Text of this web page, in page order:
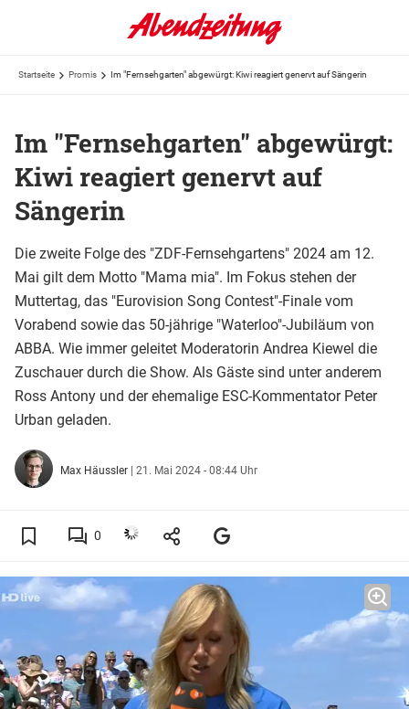
Startseite Promis Im "Fernsehgarten" abgewürgt: Kiwi reagiert genervt auf Sängerin
Im "Fernsehgarten" abgewürgt:
Kiwi reagiert genervt auf
Sängerin
Die zweite Folge des "ZDF-Fernsehgartens" 2024 am 12.
Mai gilt dem Motto "Mama mia". Im Fokus stehen der
Muttertag, das "Eurovision Song Contest"-Finale vom
Vorabend sowie das 50-jährige "Waterloo"-Jubiläum von
ABBA. Wie immer geleitet Moderatorin Andrea Kiewel die
Zuschauer durch die Show. Als Gäste sind unter anderem
Ross Antony und der ehemalige ESC-Kommentator Peter
Urban geladen.
Max Häussler | 21. Mai 2024 - 08:44 Uhr
0